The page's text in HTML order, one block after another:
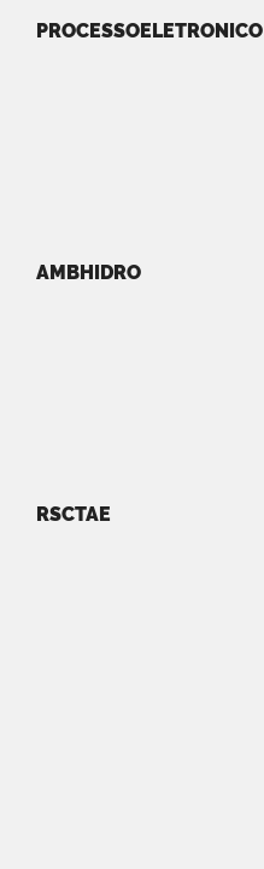
PROCESSOELETRONICO
AMBHIDRO
RSCTAE